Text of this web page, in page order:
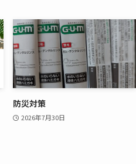
防災対策
2026年7月30日